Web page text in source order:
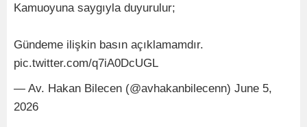
Kamuoyuna saygıyla duyurulur;
Gündeme ilişkin basın açıklamamdır.
pic.twitter.com/q7iA0DcUGL
— Av. Hakan Bilecen (@avhakanbilecenn) June 5,
2026